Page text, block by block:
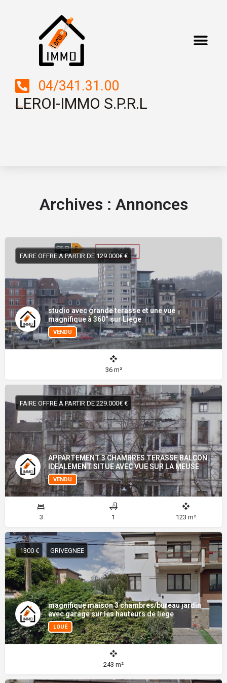
04/341.31.00
LEROI-IMMO S.P.R.L
Archives : Annonces
studio avec grande terasse et une vue
magnifique à 360° sur Liege
VENDU
FAIRE OFFRE A PARTIR DE 129.000€ €
36 m²
APPARTEMENT 3 CHAMBRES TERASSE BALCON
IDEALEMENT SITUE AVEC VUE SUR LA MEUSE
VENDU
FAIRE OFFRE A PARTIR DE 229.000€ €
3 1 123 m²
magnifique maison 3 chambres/bureau jardin
avec garage sur les hauteurs de liege
LOUÉ
1300 € GRIVEGNEE
243 m²